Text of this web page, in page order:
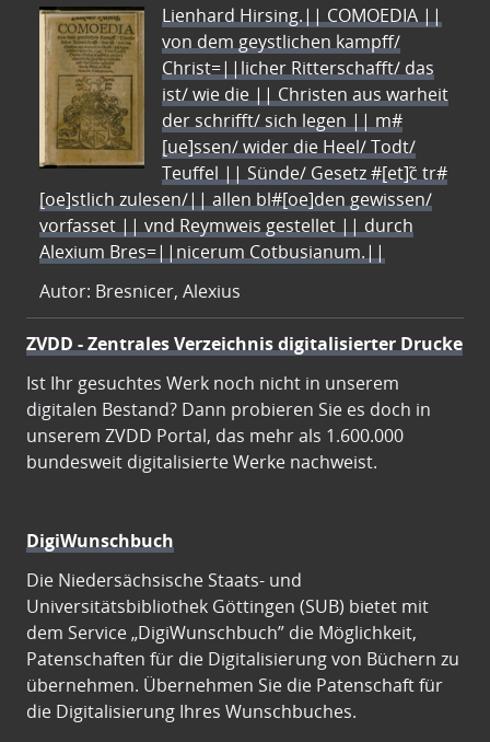
Lienhard Hirsing.|| COMOEDIA ||
von dem geystlichen kampff/
Christ=||licher Ritterschafft/ das
ist/ wie die || Christen aus warheit
der schrifft/ sich legen || m#
[ue]ssen/ wider die Heel/ Todt/
Teuffel || Sünde/ Gesetz #[et]c̃ tr#
[oe]stlich zulesen/|| allen bl#[oe]den gewissen/
vorfasset || vnd Reymweis gestellet || durch
Alexium Bres=||nicerum Cotbusianum.||
Autor: Bresnicer, Alexius
ZVDD - Zentrales Verzeichnis digitalisierter Drucke
Ist Ihr gesuchtes Werk noch nicht in unserem
digitalen Bestand? Dann probieren Sie es doch in
unserem ZVDD Portal, das mehr als 1.600.000
bundesweit digitalisierte Werke nachweist.
DigiWunschbuch
Die Niedersächsische Staats- und
Universitätsbibliothek Göttingen (SUB) bietet mit
dem Service „DigiWunschbuch” die Möglichkeit,
Patenschaften für die Digitalisierung von Büchern zu
übernehmen. Übernehmen Sie die Patenschaft für
die Digitalisierung Ihres Wunschbuches.